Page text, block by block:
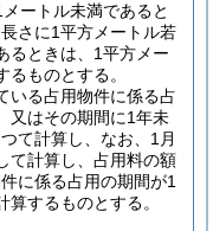
ートル未満であると
さに1平方メートル若
るときは、1平方メー
るものとする。
る占用物件に係る占
又はその期間に1年未
て計算し、なお、1月
て計算し、占用料の額
に係る占用の期間が1
するものとする。